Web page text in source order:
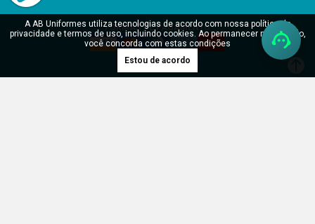
FORMAS DE PAGAMENTO
A AB Uniformes utiliza tecnologias de acordo com nossa política de
privacidade e termos de uso, incluindo cookies. Ao permanecer navegando,
você concorda com estas condições
Estou de acordo